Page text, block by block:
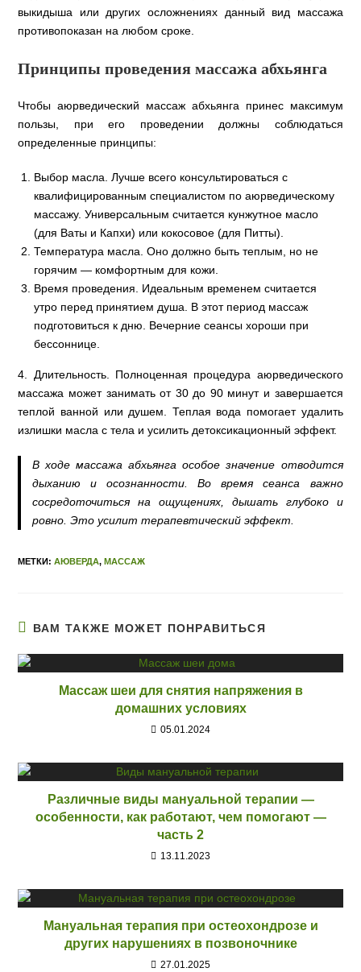
выкидыша или других осложнениях данный вид массажа
противопоказан на любом сроке.
Принципы проведения массажа абхьянга
Чтобы аюрведический массаж абхьянга принес максимум
пользы, при его проведении должны соблюдаться
определенные принципы:
Выбор масла. Лучше всего консультироваться с
квалифицированным специалистом по аюрведическому
массажу. Универсальным считается кунжутное масло
(для Ваты и Капхи) или кокосовое (для Питты).
Температура масла. Оно должно быть теплым, но не
горячим — комфортным для кожи.
Время проведения. Идеальным временем считается
утро перед принятием душа. В этот период массаж
подготовиться к дню. Вечерние сеансы хороши при
бессоннице.
4. Длительность. Полноценная процедура аюрведического
массажа может занимать от 30 до 90 минут и завершается
теплой ванной или душем. Теплая вода помогает удалить
излишки масла с тела и усилить детоксикационный эффект.
В ходе массажа абхьянга особое значение отводится
дыханию и осознанности. Во время сеанса важно
сосредоточиться на ощущениях, дышать глубоко и
ровно. Это усилит терапевтический эффект.
МЕТКИ:АЮВЕРДА, МАССАЖ
ВАМ ТАКЖЕ МОЖЕТ ПОНРАВИТЬСЯ
Массаж шеи для снятия напряжения в
домашних условиях
05.01.2024
Различные виды мануальной терапии —
особенности, как работают, чем помогают —
часть 2
13.11.2023
Мануальная терапия при остеохондрозе и
других нарушениях в позвоночнике
27.01.2025